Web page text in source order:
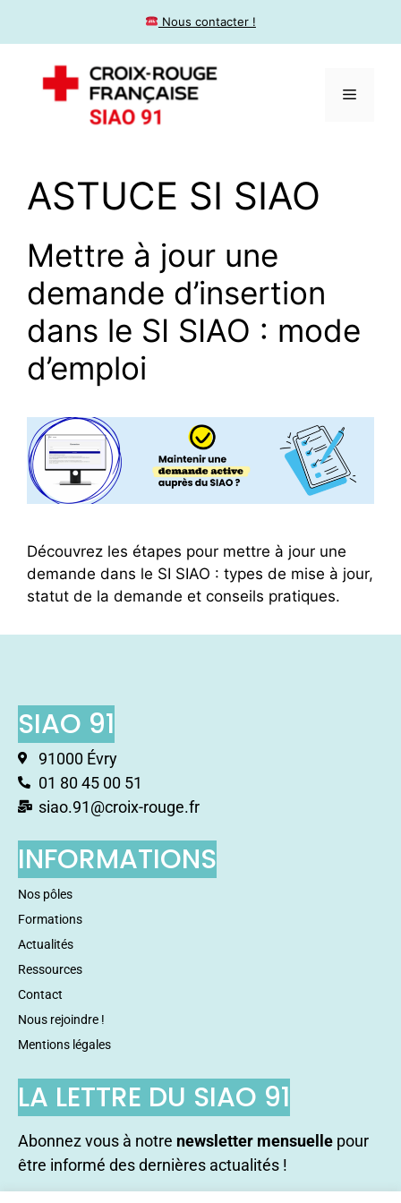
​ Nous contacter !
ASTUCE SI SIAO
Mettre à jour une
demande d’insertion
dans le SI SIAO : mode
d’emploi
Découvrez les étapes pour mettre à jour une
demande dans le SI SIAO : types de mise à jour,
statut de la demande et conseils pratiques.
SIAO 91
91000 Évry
01 80 45 00 51
siao.91@croix-rouge.fr
INFORMATIONS
Nos pôles
Formations
Actualités
Ressources
Contact
Nous rejoindre !
Mentions légales
LA LETTRE DU SIAO 91
Abonnez vous à notre newsletter mensuelle pour
être informé des dernières actualités !